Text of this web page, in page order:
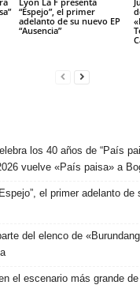
“Espejo”, el primer
adelanto de su nuevo EP
“Ausencia”
los 40 años de “País
vuelve «País paisa» a
el primer adelanto
del elenco de
el escenario más grande